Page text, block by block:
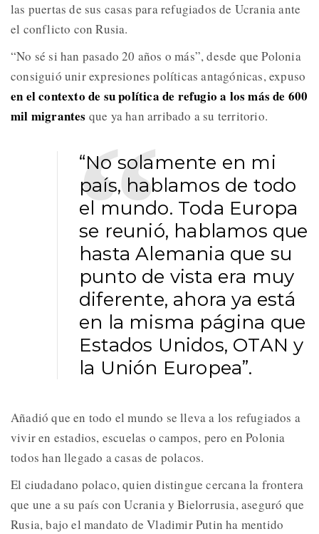
las puertas de sus casas para refugiados de Ucrania ante
el conflicto con Rusia.
“No sé si han pasado 20 años o más”, desde que Polonia
consiguió unir expresiones políticas antagónicas, expuso
en el contexto de su política de refugio a los más de 600
mil migrantes que ya han arribado a su territorio.
“No solamente en mi
país, hablamos de todo
el mundo. Toda Europa
se reunió, hablamos que
hasta Alemania que su
punto de vista era muy
diferente, ahora ya está
en la misma página que
Estados Unidos, OTAN y
la Unión Europea”.
Añadió que en todo el mundo se lleva a los refugiados a
vivir en estadios, escuelas o campos, pero en Polonia
todos han llegado a casas de polacos.
El ciudadano polaco, quien distingue cercana la frontera
que une a su país con Ucrania y Bielorrusia, aseguró que
Rusia, bajo el mandato de Vladimir Putin ha mentido